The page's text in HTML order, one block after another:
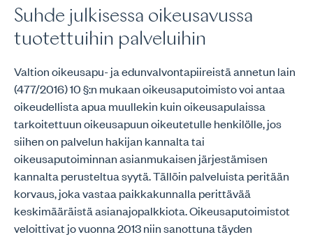
Suhde julkisessa oikeusavussa
tuotettuihin palveluihin
Valtion oikeusapu- ja edunvalvontapiireistä annetun lain
(477/2016) 10 §:n mukaan oikeusaputoimisto voi antaa
oikeudellista apua muullekin kuin oikeusapulaissa
tarkoitettuun oikeusapuun oikeutetulle henkilölle, jos
siihen on palvelun hakijan kannalta tai
oikeusaputoiminnan asianmukaisen järjestämisen
kannalta perusteltua syytä. Tällöin palveluista peritään
korvaus, joka vastaa paikkakunnalla perittävää
keskimääräistä asianajopalkkiota. Oikeusaputoimistot
veloittivat jo vuonna 2013 niin sanottuna täyden